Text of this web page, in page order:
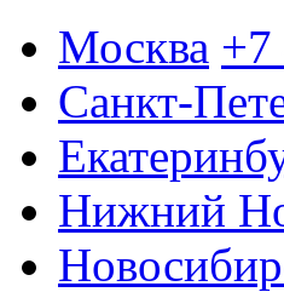
Москва +7
Санкт-
Нижний